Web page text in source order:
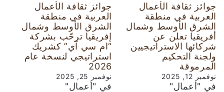
جوائز ثقافة الأعمال
العربية في منطقة
الشرق الأوسط وشمال
أفريقيا تعلن عن
شركائها الاستراتيجيين
ولجنة التحكيم
المرموقة
نوفمبر 12, 2025
في "أعمال"
جوائز ثقافة الأعمال
العربية في منطقة
الشرق الأوسط وشمال
إفريقيا ترحّب بشركة
“ام سي آي” كشريك
استراتيجي لنسخة عام
2026
نوفمبر 25, 2025
في "أعمال"